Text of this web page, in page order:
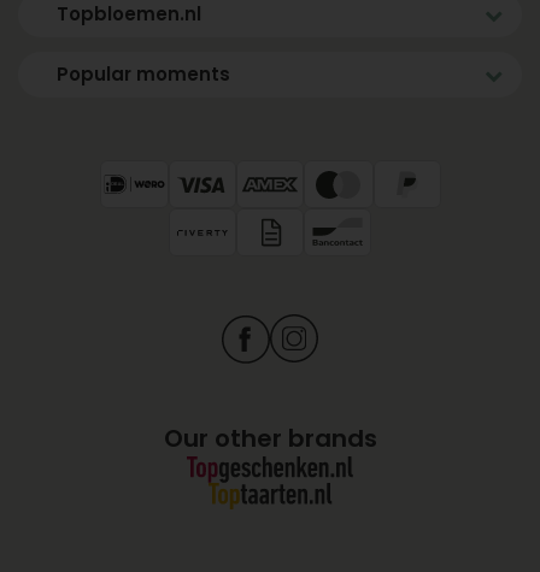
Topbloemen.nl
Popular moments
Our other brands